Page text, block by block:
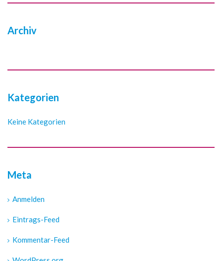
Archiv
Kategorien
Keine Kategorien
Meta
Anmelden
Eintrags-Feed
Kommentar-Feed